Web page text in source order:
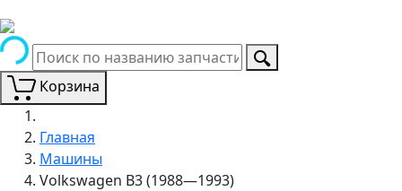
Корзина
Главная
Машины
Volkswagen B3 (1988—1993)